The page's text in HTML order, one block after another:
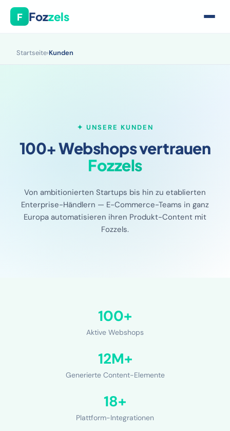
F Fozzels
Startseite›Kunden
✦ UNSERE KUNDEN
100+ Webshops vertrauen
Fozzels
Von ambitionierten Startups bis hin zu etablierten
Enterprise-Händlern — E-Commerce-Teams in ganz
Europa automatisieren ihren Produkt-Content mit
Fozzels.
100+
Aktive Webshops
12M+
Generierte Content-Elemente
18+
Plattform-Integrationen